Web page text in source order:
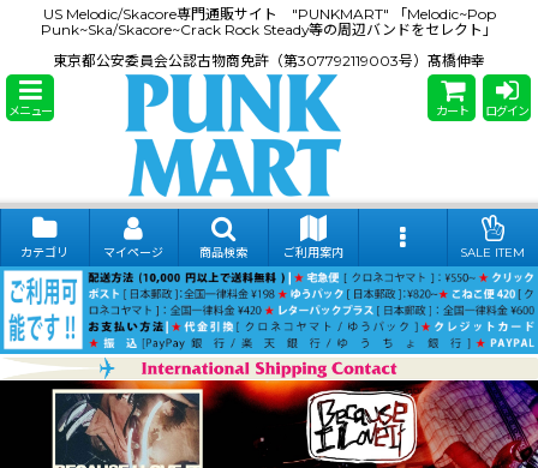
US Melodic/Skacore専門通販サイト "PUNKMART" 「Melodic~Pop
Punk~Ska/Skacore~Crack Rock Steady等の周辺バンドをセレクト」
東京都公安委員会公認古物商免許（第307792119003号）髙橋伸幸
メニュー カート ログイン
カテゴリ マイページ 商品検索 ご利用案内 SALE ITEM